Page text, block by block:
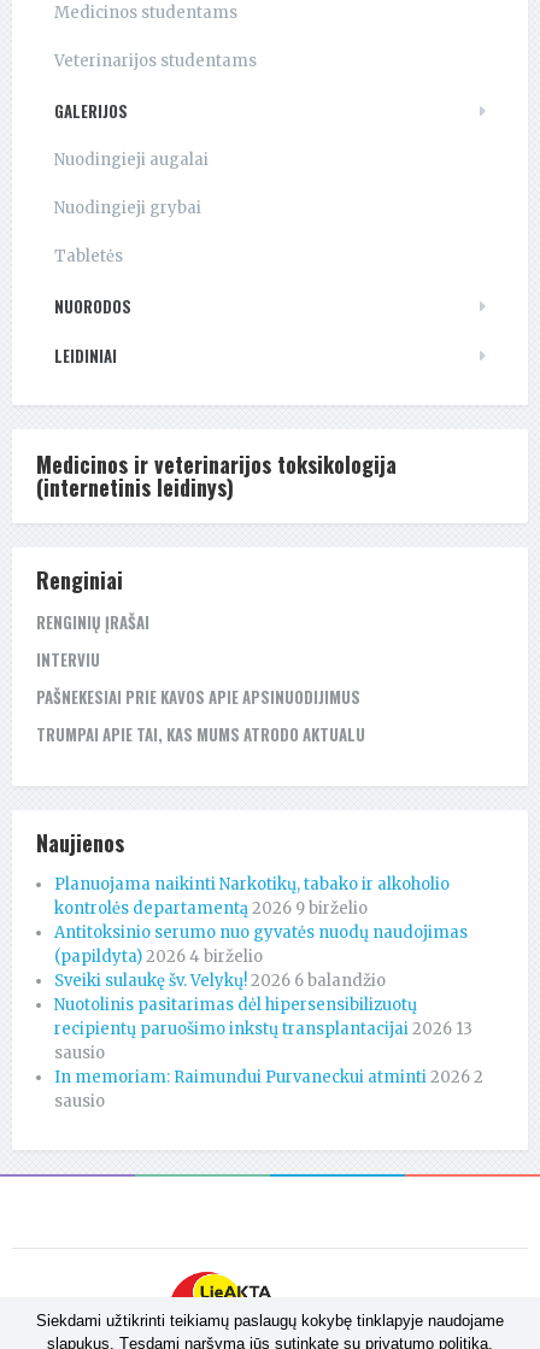
Siekdami užtikrinti teikiamų paslaugų kokybę tinklapyje naudojame
slapukus. Tęsdami naršymą jūs sutinkate su privatumo politika.
Medicinos studentams
Veterinarijos studentams
GALERIJOS
Nuodingieji augalai
Nuodingieji grybai
Tabletės
NUORODOS
LEIDINIAI
Medicinos ir veterinarijos toksikologija
(internetinis leidinys)
Renginiai
RENGINIŲ ĮRAŠAI
INTERVIU
PAŠNEKESIAI PRIE KAVOS APIE APSINUODIJIMUS
TRUMPAI APIE TAI, KAS MUMS ATRODO AKTUALU
Naujienos
Planuojama naikinti Narkotikų, tabako ir alkoholio
kontrolės departamentą2026 9 birželio
Antitoksinio serumo nuo gyvatės nuodų naudojimas
(papildyta)2026 4 birželio
Sveiki sulaukę šv. Velykų!2026 6 balandžio
Nuotolinis pasitarimas dėl hipersensibilizuotų
recipientų paruošimo inkstų transplantacijai2026 13
sausio
In memoriam: Raimundui Purvaneckui atminti2026 2
sausio